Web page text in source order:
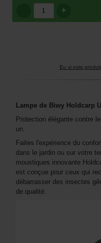
+
Eu vi este
Lampe de Biwy Holdcarp
Protection élégante contre
un.
Faites l'expérience du
dans le jardin ou sur votre
moustiques innovante
est conçue pour ceux qui
débarrasser des insectes
de qualité.